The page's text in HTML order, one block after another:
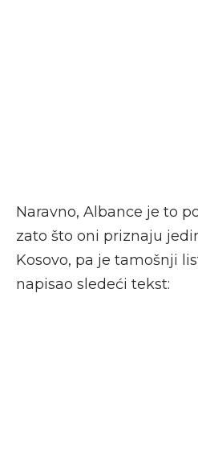
Naravno, Albance je to
zato što oni priznaju
Kosovo, pa je tamošnji
napisao sledeći tekst: